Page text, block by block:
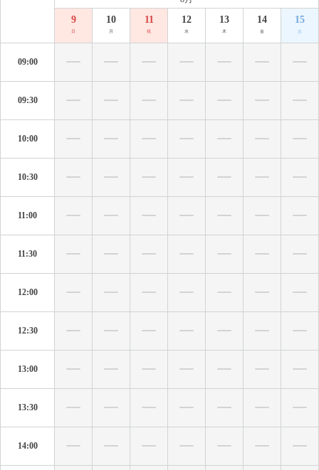
9
日
10
月
11
祝
12
水
13
木
14
金
15
土
09:00
09:30
10:00
10:30
11:00
11:30
12:00
12:30
13:00
13:30
14:00